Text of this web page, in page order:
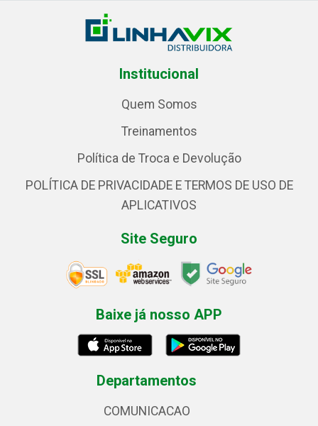
Institucional
Quem Somos
Treinamentos
Política de Troca e Devolução
POLÍTICA DE PRIVACIDADE E TERMOS DE USO DE
APLICATIVOS
Site Seguro
Baixe já nosso APP
Departamentos
COMUNICACAO